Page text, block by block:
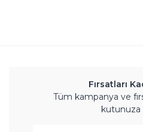
Fırsatları
Tüm kampanya ve
kutunuza